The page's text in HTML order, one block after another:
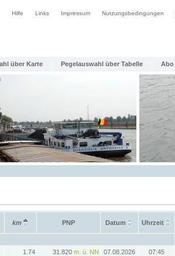
Hilfe Links Impressum Nutzungsbedingungen
über Karte Pegelauswahl über Tabelle Abo
km PNP Datum Uhrzeit
1.74 31.820 m. ü. NN 07.08.2026 07:45